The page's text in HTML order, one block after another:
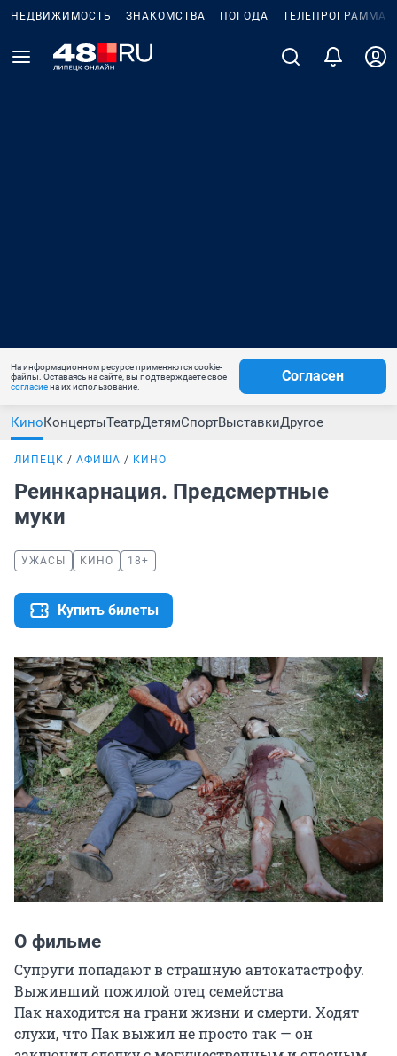
НЕДВИЖИМОСТЬ ЗНАКОМСТВА ПОГОДА ТЕЛЕПРОГРАММА
На информационном ресурсе применяются cookie-
файлы. Оставаясь на сайте, вы подтверждаете свое
согласиена их использование.
Согласен
КиноКонцертыТеатрДетямСпортВыставкиДругое
ЛИПЕЦК АФИША КИНО
Реинкарнация. Предсмертные
муки
УЖАСЫ КИНО 18+
Купить билеты
О фильме
Супруги попадают в страшную автокатастрофу.
Выживший пожилой отец семейства
Пак находится на грани жизни и смерти. Ходят
слухи, что Пак выжил не просто так — он